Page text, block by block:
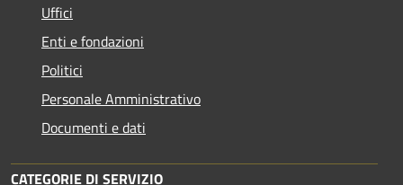
Uffici
Enti e fondazioni
Politici
Personale Amministrativo
Documenti e dati
CATEGORIE DI SERVIZIO